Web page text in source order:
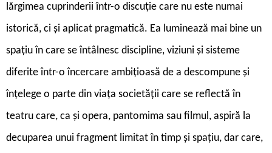
lărgimea cuprinderii într-o discuție care nu este numai
istorică, ci și aplicat pragmatică. Ea luminează mai bine un
spațiu în care se întâlnesc discipline, viziuni și sisteme
diferite într-o încercare ambițioasă de a descompune și
înțelege o parte din viața societății care se reflectă în
teatru care, ca și opera, pantomima sau filmul, aspiră la
decuparea unui fragment limitat în timp și spațiu, dar care,